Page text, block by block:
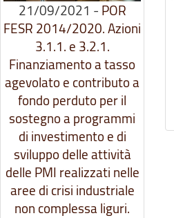
21/09/2021 - POR
FESR 2014/2020. Azioni
3.1.1. e 3.2.1.
Finanziamento a tasso
agevolato e contributo a
fondo perduto per il
sostegno a programmi
di investimento e di
sviluppo delle attività
delle PMI realizzati nelle
aree di crisi industriale
non complessa liguri.